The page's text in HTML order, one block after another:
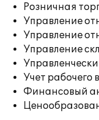
Розничная
Управление
Управление
Управление
Учет рабочего
Финансовый